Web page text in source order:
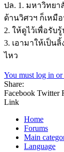
ปล. 1. มหาวิทยา
ด้านวิศวฯ ก็เหมื
2. ให้ดูไว้เพื่อรับ
3. เอามาให้เป็น
ไหว
You must log in or
Share:
Facebook Twitter
Link
Home
Forums
Main
Language